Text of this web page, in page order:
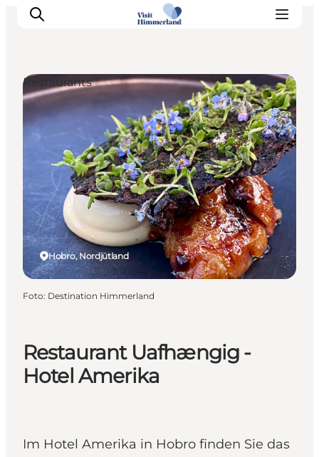
Erlebnisse
Natur
Städte und Orte
Das passiert
Reiseplanung
Praktische Informationen
Restaurant Uafhængig -
Hotel Amerika
Im Hotel Amerika in Hobro finden Sie das
Hobro, Nordjütland
Restaurants
Foto: Destination Himmerland